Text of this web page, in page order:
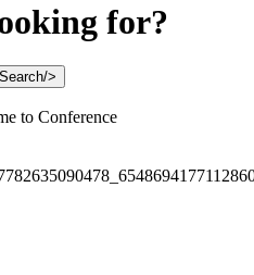
for?
>
to Conference